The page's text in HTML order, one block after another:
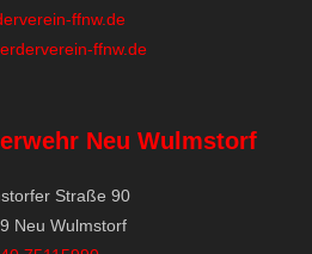
ffnw.de
ffnw.de
Neu Wulmstorf
Straße 90
Neu Wulmstorf